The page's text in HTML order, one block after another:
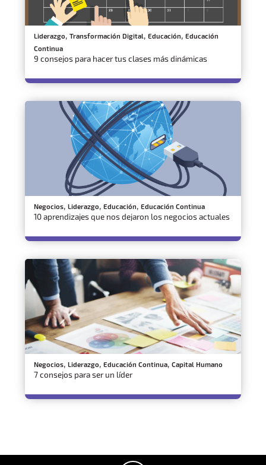
Liderazgo, Transformación Digital, Educación, Educación
Continua
9 consejos para hacer tus clases más dinámicas
Negocios, Liderazgo, Educación, Educación Continua
10 aprendizajes que nos dejaron los negocios actuales
Negocios, Liderazgo, Educación Continua, Capital Humano
7 consejos para ser un líder